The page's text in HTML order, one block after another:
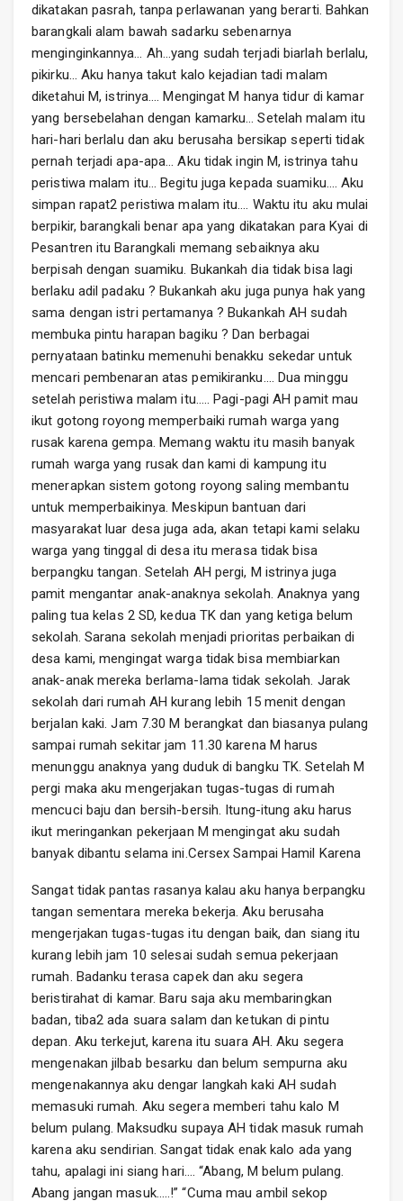
dikatakan pasrah, tanpa perlawanan yang berarti. Bahkan
barangkali alam bawah sadarku sebenarnya
menginginkannya… Ah…yang sudah terjadi biarlah berlalu,
pikirku… Aku hanya takut kalo kejadian tadi malam
diketahui M, istrinya…. Mengingat M hanya tidur di kamar
yang bersebelahan dengan kamarku… Setelah malam itu
hari-hari berlalu dan aku berusaha bersikap seperti tidak
pernah terjadi apa-apa… Aku tidak ingin M, istrinya tahu
peristiwa malam itu… Begitu juga kepada suamiku…. Aku
simpan rapat2 peristiwa malam itu…. Waktu itu aku mulai
berpikir, barangkali benar apa yang dikatakan para Kyai di
Pesantren itu Barangkali memang sebaiknya aku
berpisah dengan suamiku. Bukankah dia tidak bisa lagi
berlaku adil padaku ? Bukankah aku juga punya hak yang
sama dengan istri pertamanya ? Bukankah AH sudah
membuka pintu harapan bagiku ? Dan berbagai
pernyataan batinku memenuhi benakku sekedar untuk
mencari pembenaran atas pemikiranku…. Dua minggu
setelah peristiwa malam itu….. Pagi-pagi AH pamit mau
ikut gotong royong memperbaiki rumah warga yang
rusak karena gempa. Memang waktu itu masih banyak
rumah warga yang rusak dan kami di kampung itu
menerapkan sistem gotong royong saling membantu
untuk memperbaikinya. Meskipun bantuan dari
masyarakat luar desa juga ada, akan tetapi kami selaku
warga yang tinggal di desa itu merasa tidak bisa
berpangku tangan. Setelah AH pergi, M istrinya juga
pamit mengantar anak-anaknya sekolah. Anaknya yang
paling tua kelas 2 SD, kedua TK dan yang ketiga belum
sekolah. Sarana sekolah menjadi prioritas perbaikan di
desa kami, mengingat warga tidak bisa membiarkan
anak-anak mereka berlama-lama tidak sekolah. Jarak
sekolah dari rumah AH kurang lebih 15 menit dengan
berjalan kaki. Jam 7.30 M berangkat dan biasanya pulang
sampai rumah sekitar jam 11.30 karena M harus
menunggu anaknya yang duduk di bangku TK. Setelah M
pergi maka aku mengerjakan tugas-tugas di rumah
mencuci baju dan bersih-bersih. Itung-itung aku harus
ikut meringankan pekerjaan M mengingat aku sudah
banyak dibantu selama ini.Cersex Sampai Hamil Karena
Sangat tidak pantas rasanya kalau aku hanya berpangku
tangan sementara mereka bekerja. Aku berusaha
mengerjakan tugas-tugas itu dengan baik, dan siang itu
kurang lebih jam 10 selesai sudah semua pekerjaan
rumah. Badanku terasa capek dan aku segera
beristirahat di kamar. Baru saja aku membaringkan
badan, tiba2 ada suara salam dan ketukan di pintu
depan. Aku terkejut, karena itu suara AH. Aku segera
mengenakan jilbab besarku dan belum sempurna aku
mengenakannya aku dengar langkah kaki AH sudah
memasuki rumah. Aku segera memberi tahu kalo M
belum pulang. Maksudku supaya AH tidak masuk rumah
karena aku sendirian. Sangat tidak enak kalo ada yang
tahu, apalagi ini siang hari…. “Abang, M belum pulang.
Abang jangan masuk…..!” “Cuma mau ambil sekop